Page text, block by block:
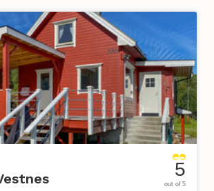
5
out of 5